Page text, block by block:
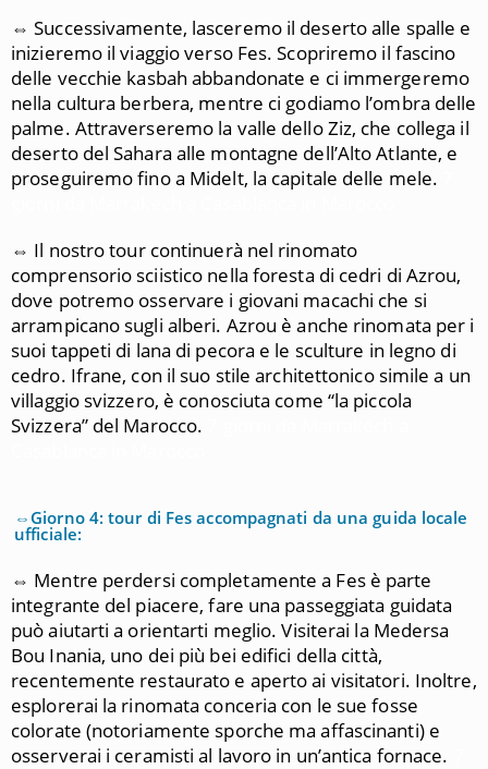
⇔Successivamente, lasceremo il deserto alle spalle e
inizieremo il viaggio verso Fes. Scopriremo il fascino
delle vecchie kasbah abbandonate e ci immergeremo
nella cultura berbera, mentre ci godiamo l’ombra delle
palme. Attraverseremo la valle dello Ziz, che collega il
deserto del Sahara alle montagne dell’Alto Atlante, e
proseguiremo fino a Midelt, la capitale delle mele.
⇔ Il nostro tour continuerà nel rinomato
comprensorio sciistico nella foresta di cedri di Azrou,
dove potremo osservare i giovani macachi che si
arrampicano sugli alberi. Azrou è anche rinomata per i
suoi tappeti di lana di pecora e le sculture in legno di
cedro. Ifrane, con il suo stile architettonico simile a un
villaggio svizzero, è conosciuta come “la piccola
Svizzera” del Marocco.
⇔Giorno 4: tour di Fes accompagnati da una guida locale
ufficiale:
⇔ Mentre perdersi completamente a Fes è parte
integrante del piacere, fare una passeggiata guidata
può aiutarti a orientarti meglio. Visiterai la Medersa
Bou Inania, uno dei più bei edifici della città,
recentemente restaurato e aperto ai visitatori. Inoltre,
esplorerai la rinomata conceria con le sue fosse
colorate (notoriamente sporche ma affascinanti) e
osserverai i ceramisti al lavoro in un’antica fornace.